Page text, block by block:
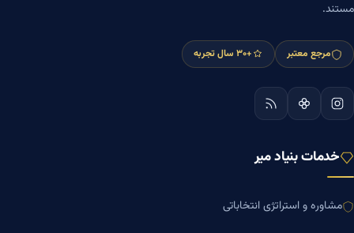
مستند.
مرجع معتبر +۳۰ سال تجربه
خدمات بنیاد میر
مشاوره و استراتژی انتخاباتی